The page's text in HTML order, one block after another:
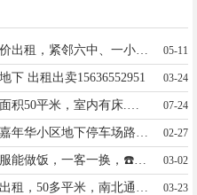
电业村八楼，无电梯，超低价出租，紧邻六中、一小学、正街，室内有冰箱、电视、洗衣机，整年租，非诚勿扰！电话:18724366036 05-11
下 出租出卖15636552951 03-24
07-24
02-27
望奎精装修家庭式，可洗衣服能做饭，一客一换，☎️18745578835 03-02
03-23